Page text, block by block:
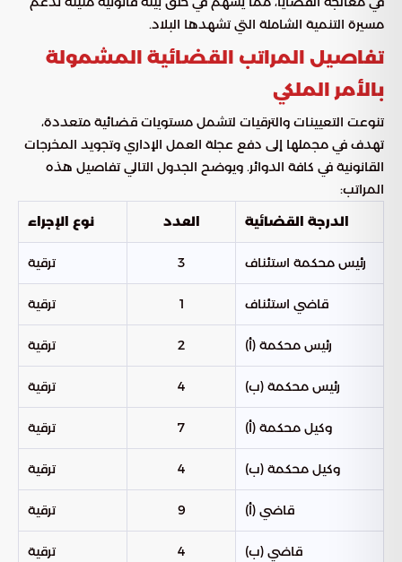
مسيرة التنمية الشاملة التي تشهدها البلاد.
تفاصيل المراتب القضائية المشمولة
بالأمر الملكي
تنوعت التعيينات والترقيات لتشمل مستويات قضائية متعددة،
تهدف في مجملها إلى دفع عجلة العمل الإداري وتجويد المخرجات
القانونية في كافة الدوائر. ويوضح الجدول التالي تفاصيل هذه
المراتب:
الدرجة القضائية
العدد نوع الإجراء
رئيس محكمة استئناف 3 ترقية
قاضي استئناف 1 ترقية
رئيس محكمة (أ) 2 ترقية
رئيس محكمة (ب) 4 ترقية
وكيل محكمة (أ) 7 ترقية
وكيل محكمة (ب) 4 ترقية
قاضي (أ) 9 ترقية
قاضي (ب) 4 ترقية